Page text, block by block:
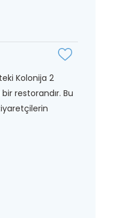
Kolonija 2
restorandır. Bu